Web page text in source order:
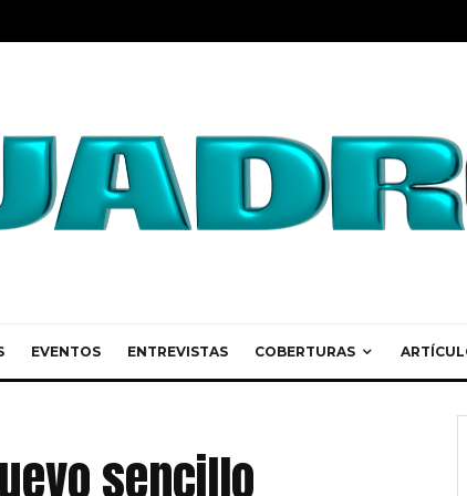
EVENTOS ENTREVISTAS COBERTURAS
sencillo